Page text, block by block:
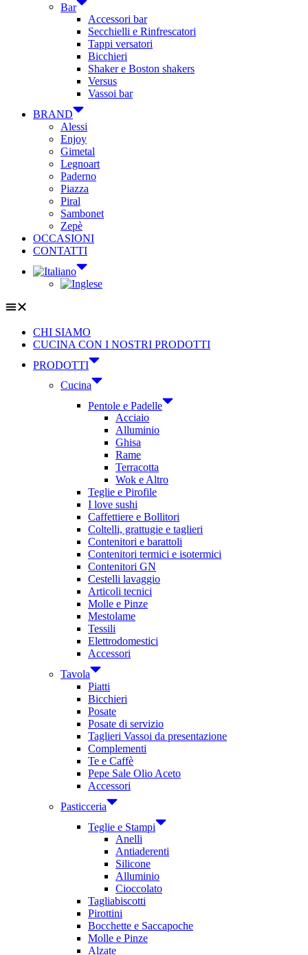
Bar
Accessori bar
Secchielli e Rinfrescatori
Tappi versatori
Bicchieri
Shaker e Boston shakers
Versus
Vassoi bar
BRAND
Alessi
Enjoy
Gimetal
Legnoart
Paderno
Piazza
Piral
Sambonet
Zepè
OCCASIONI
CONTATTI
CHI SIAMO
CUCINA CON I NOSTRI PRODOTTI
PRODOTTI
Cucina
Pentole e Padelle
Acciaio
Alluminio
Ghisa
Rame
Terracotta
Wok e Altro
Teglie e Pirofile
I love sushi
Caffettiere e Bollitori
Coltelli, grattugie e taglieri
Contenitori e barattoli
Contenitori termici e isotermici
Contenitori GN
Cestelli lavaggio
Articoli tecnici
Molle e Pinze
Mestolame
Tessili
Elettrodomestici
Accessori
Tavola
Piatti
Bicchieri
Posate
Posate di servizio
Taglieri Vassoi da presentazione
Complementi
Te e Caffè
Pepe Sale Olio Aceto
Accessori
Pasticceria
Teglie e Stampi
Anelli
Antiaderenti
Silicone
Alluminio
Cioccolato
Tagliabiscotti
Pirottini
Bocchette e Saccapoche
Molle e Pinze
Alzate